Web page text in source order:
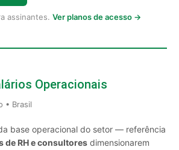
assinantes. Ver planos de acesso →
Operacionais
• Brasil
base operacional do setor — referência
de RH e consultores dimensionarem